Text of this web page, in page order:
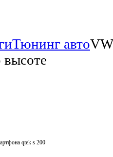
Тюнинг авто
высоте
qtek s 200